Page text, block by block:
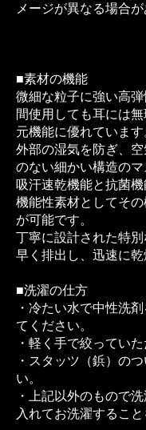
メージが異なる場合が
■素材の機能
微細な粒子に強い高
間使用しても耳には
元機能に優れています
外部の湿気を防ぎ、
のない細かい構造のマ
吸汗速乾機能と抗菌
機能性素材としてそ
が可能です。
丁寧に設計された特
早く排出し、迅速に乾
■洗濯の仕方
・冷たい水で中性洗
てください。
・軽く手で絞ってい
・スタッツ（鋲）の
い。
・上記以外のもので
入れてお洗濯すること